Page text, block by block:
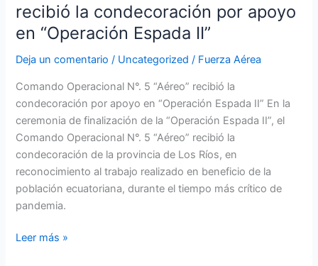
recibió la condecoración por apoyo
en “Operación Espada II”
Deja un comentario / Uncategorized / Fuerza Aérea
Comando Operacional N°. 5 “Aéreo” recibió la
condecoración por apoyo en “Operación Espada II” En la
ceremonia de finalización de la “Operación Espada II”, el
Comando Operacional N°. 5 “Aéreo” recibió la
condecoración de la provincia de Los Ríos, en
reconocimiento al trabajo realizado en beneficio de la
población ecuatoriana, durante el tiempo más crítico de
pandemia.
Espada
II”
Leer más »